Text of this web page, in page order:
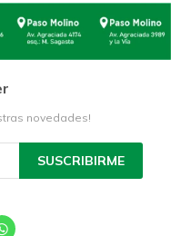
novedades!
SUSCRIBIRME